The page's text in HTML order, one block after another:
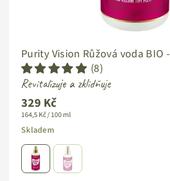
Purity Vision Růžová voda BIO -
(8)
Revitalizuje a zklidňuje
329 Kč
164,5 Kč / 100 ml
Skladem